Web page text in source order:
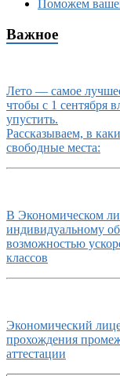
Поможем
Важное
Лето — самое
чтобы с 1 сентября
упустить.
Рассказываем, в
свободные места:
В Экономическом
индивидуальному
возможностью
классов
Экономический
прохождения
аттестации